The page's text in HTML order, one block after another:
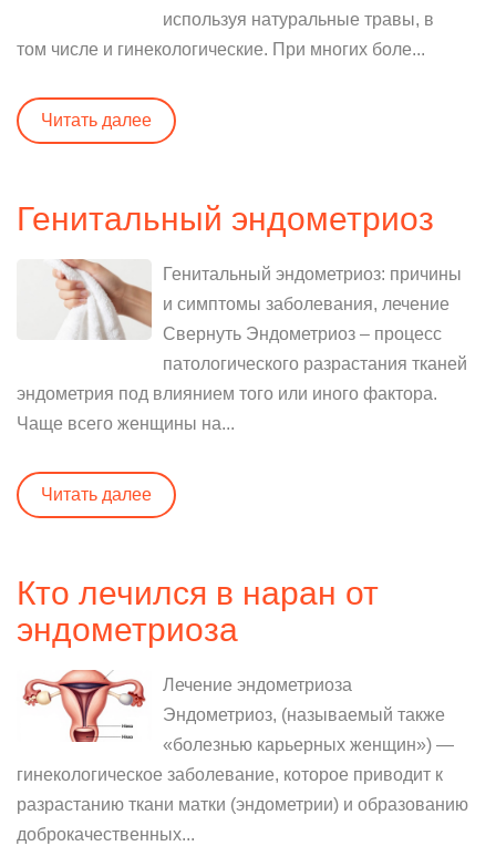
используя натуральные травы, в
том числе и гинекологические. При многих боле...
Читать далее
Генитальный эндометриоз
Генитальный эндометриоз: причины
и симптомы заболевания, лечение
Свернуть Эндометриоз – процесс
патологического разрастания тканей
эндометрия под влиянием того или иного фактора.
Чаще всего женщины на...
Читать далее
Кто лечился в наран от
эндометриоза
Лечение эндометриоза
Эндометриоз, (называемый также
«болезнью карьерных женщин») —
гинекологическое заболевание, которое приводит к
разрастанию ткани матки (эндометрии) и образованию
доброкачественных...